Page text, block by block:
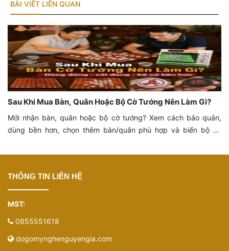
BÀI VIẾT LIÊN QUAN
Sau Khi Mua Bàn, Quân Hoặc Bộ Cờ Tướng Nên Làm Gì?
Mới nhận bàn, quân hoặc bộ cờ tướng? Xem cách bảo quản,
dùng bền hơn, chọn thêm bàn/quân phù hợp và biến bộ cờ
THÔNG TIN LIÊN HỆ
MST:
0855551618
dogomynghenguyengia.com